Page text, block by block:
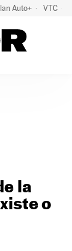
Auto+ VTC
la
o